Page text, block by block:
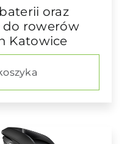
oraz
rowerów
Katowice